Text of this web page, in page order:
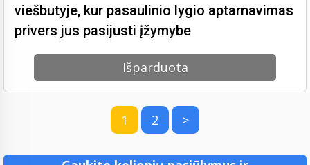
viešbutyje, kur pasaulinio lygio aptarnavimas
privers jus pasijusti įžymybe
Išparduota
1 2 >